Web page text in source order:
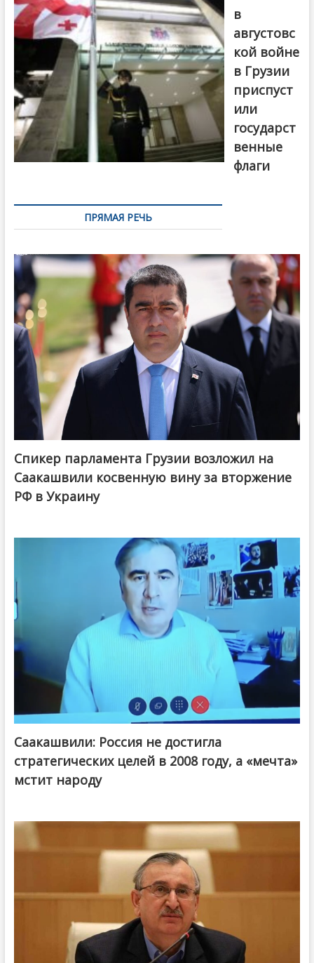
в
августовс
кой войне
в Грузии
приспуст
или
государст
венные
флаги
ПРЯМАЯ РЕЧЬ
Спикер парламента Грузии возложил на
Саакашвили косвенную вину за вторжение
РФ в Украину
Саакашвили: Россия не достигла
стратегических целей в 2008 году, а «мечта»
мстит народу